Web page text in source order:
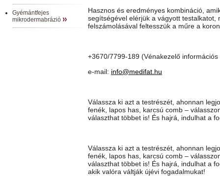
Gyémántfejes
mikrodermabrázió
Hasznos és eredményes kombináció,
segítségével elérjük a vágyott testalkatot,
felszámolásával feltesszük a műre a
+3670/7799-189 (Vénakezelő információs
e-mail: info@medifat.hu
Válassza ki azt a testrészét, ahonnan
fenék, lapos has, karcsú comb –
választhat többet is! És hajrá, indulhat a
Válassza ki azt a testrészét, ahonnan
fenék, lapos has, karcsú comb –
választhat többet is! És hajrá, indulhat a
akik valóra váltják újévi fogadalmukat!